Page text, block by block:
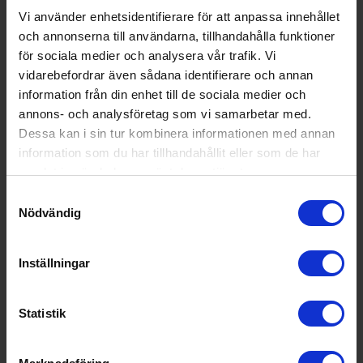
Vi använder enhetsidentifierare för att anpassa innehållet
och annonserna till användarna, tillhandahålla funktioner
för sociala medier och analysera vår trafik. Vi
vidarebefordrar även sådana identifierare och annan
information från din enhet till de sociala medier och
annons- och analysföretag som vi samarbetar med.
Dessa kan i sin tur kombinera informationen med annan
information som du har tillhandahållit eller som de har
samlat in när du har använt deras tjänster.
Nödvändig
Inställningar
Statistik
CylindaF1085E Fristående Frys Vit Kompakt
G
4 490:-